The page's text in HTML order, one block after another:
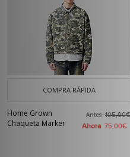
COMPRA RÁPIDA
Home Grown
Chaqueta Marker
Antes105,00€
Ahora 75,00€